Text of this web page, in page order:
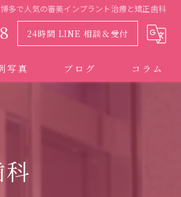
博多で人気の審美インプラント治療と矯正歯科
24時間 LINE 相談＆受付
写真 ブログ コラム